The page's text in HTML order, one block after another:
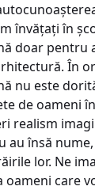
învăţaţi în
doar pentru
În
nu este
de oameni
realism
au însă
lor. Ne
care